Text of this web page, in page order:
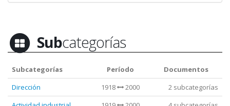
Subcategorías
Subcategorías Período
Documentos
Dirección
1918 2000
2 subcategorías